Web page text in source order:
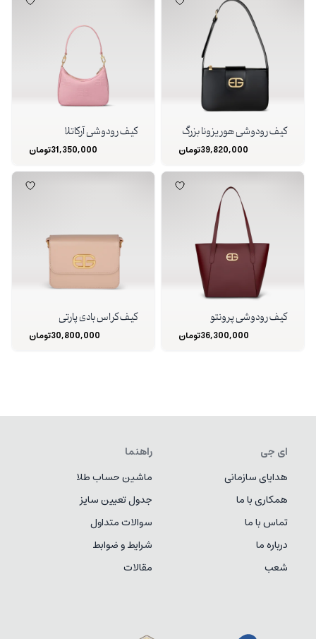
کیف رودوشی هوریزونا بزرگ
39,820,000تومان
کیف رودوشی آرکاتلا
31,350,000تومان
کیف رودوشی پرونتو
36,300,000تومان
کیف کراس بادی پارتی
30,800,000تومان
ای جی
هدایای سازمانی
همکاری با ما
تماس با ما
درباره ما
شعب
راهنما
ماشین حساب طلا
جدول تعیین سایز
سوالات متداول
شرایط و ضوابط
مقالات